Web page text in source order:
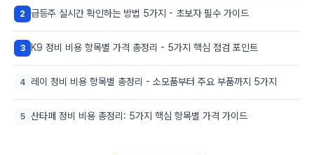
2 급등주 실시간 확인하는 방법 5가지 - 초보자 필수 가이드
3 K9 정비 비용 항목별 가격 총정리 - 5가지 핵심 점검 포인트
4 레이 정비 비용 항목별 총정리 - 소모품부터 주요 부품까지 5가지
5 산타페 정비 비용 총정리: 5가지 핵심 항목별 가격 가이드